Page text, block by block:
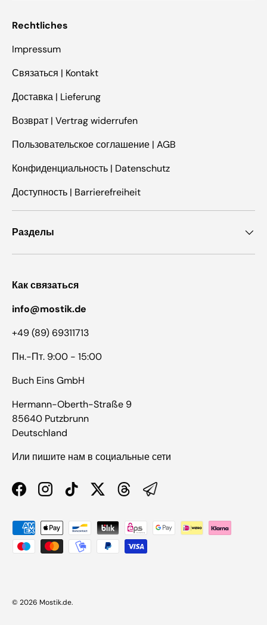
Rechtliches
Impressum
Связаться | Kontakt
Доставка | Lieferung
Возврат | Vertrag widerrufen
Пользовательское соглашение | AGB
Конфиденциальность | Datenschutz
Доступность | Barrierefreiheit
Разделы
Как связаться
info@mostik.de
+49 (89) 69311713
Пн.-Пт. 9:00 - 15:00
Buch Eins GmbH
Hermann-Oberth-Straße 9
85640 Putzbrunn
Deutschland
Или пишите нам в социальные сети
FacebookInstagramTikTokTwitterThreads
Способы оплаты
© 2026 Mostik.de.